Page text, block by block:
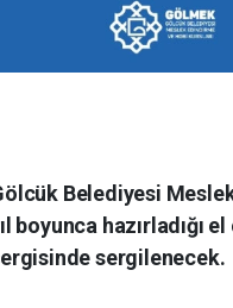
Belediyesi
boyunca hazırladığı
sergilenecek.